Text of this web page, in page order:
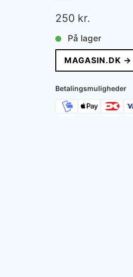
250 kr.
På lager
MAGASIN.DK →
Betalingsmuligheder